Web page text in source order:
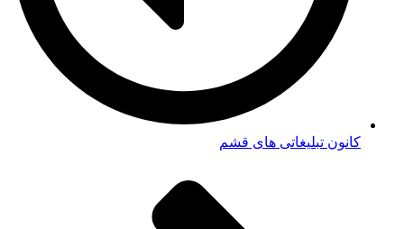
کانون تبلیغاتی های قشم